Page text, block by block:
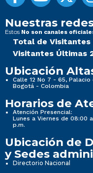
Nuestras
Estos No son canales
Total de Visitantes
Visitantes Últimas
Ubicación
Calle 12 No 7 - 65,
Bogotá - Colombia
Horarios de
Atención Presencial:
Lunes a Viernes de 08:00
p.m.
Ubicación de
y Sedes
Directorio Nacional